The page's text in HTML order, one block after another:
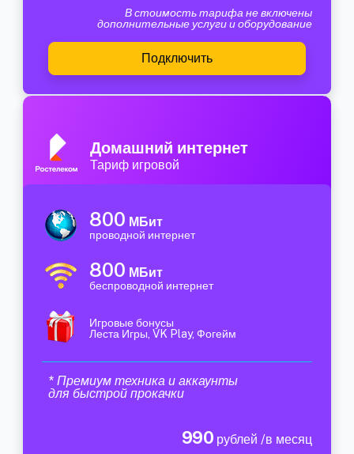
В стоимость тарифа не включены
дополнительные услуги и оборудование
Подключить
Домашний интернет
Тариф игровой
800 МБит
проводной интернет
800 МБит
беспроводной интернет
Игровые бонусы
Леста Игры, VK Play, Фогейм
* Премиум техника и аккаунты
для быстрой прокачки
990 рублей /в месяц